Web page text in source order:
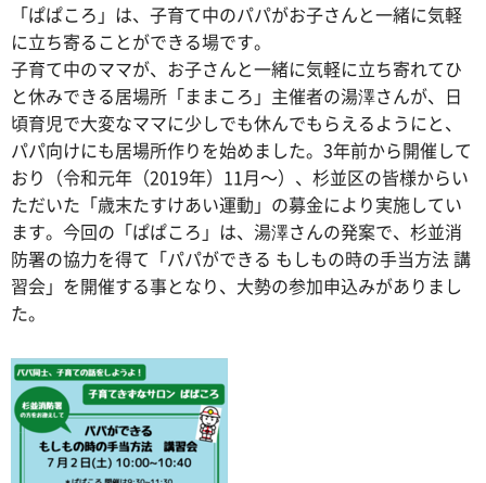
「ぱぱころ」は、子育て中のパパがお子さんと一緒に気軽
に立ち寄ることができる場です。
子育て中のママが、お子さんと一緒に気軽に立ち寄れてひ
と休みできる居場所「ままころ」主催者の湯澤さんが、日
頃育児で大変なママに少しでも休んでもらえるようにと、
パパ向けにも居場所作りを始めました。3年前から開催して
おり（令和元年（2019年）11月～）、杉並区の皆様からい
ただいた「歳末たすけあい運動」の募金により実施してい
ます。今回の「ぱぱころ」は、湯澤さんの発案で、杉並消
防署の協力を得て「パパができる もしもの時の手当方法 講
習会」を開催する事となり、大勢の参加申込みがありまし
た。